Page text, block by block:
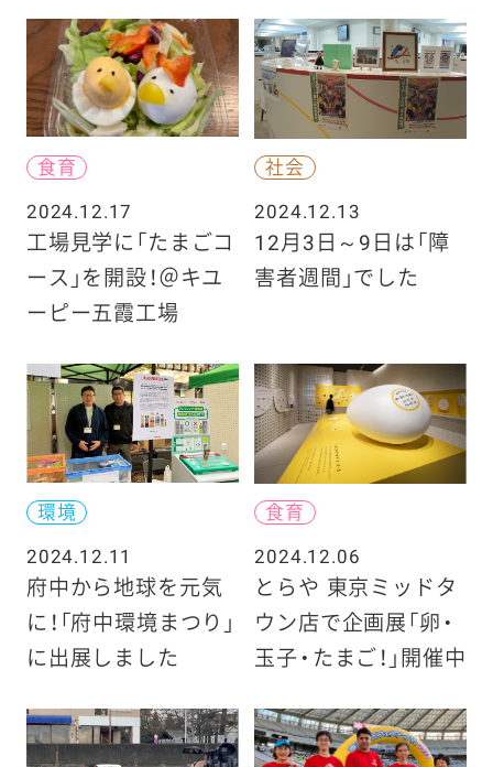
食育
2024.12.17
工場見学に「たまごコ
ース」を開設！＠キユ
ーピー五霞工場
社会
2024.12.13
12月3日～9日は「障
害者週間」でした
環境
2024.12.11
府中から地球を元気
に！「府中環境まつり」
に出展しました
食育
2024.12.06
とらや 東京ミッドタ
ウン店で企画展「卵・
玉子・たまご！」開催中